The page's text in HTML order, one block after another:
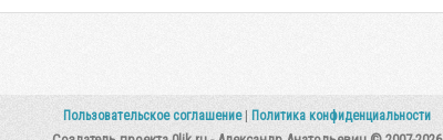
Пользовательское соглашение Политика конфиденциальности